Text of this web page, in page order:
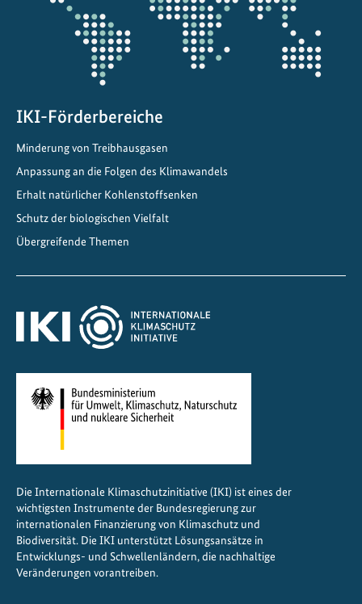
u
f
d
z
m
u
d
h
e
r
K
IKI-Förderbereiche
Minderung von Treibhausgasen
Anpassung an die Folgen des Klimawandels
Erhalt natürlicher Kohlenstoffsenken
Schutz der biologischen Vielfalt
Übergreifende Themen
Die Internationale Klimaschutzinitiative (IKI) ist eines der
wichtigsten Instrumente der Bundesregierung zur
internationalen Finanzierung von Klimaschutz und
Biodiversität. Die IKI unterstützt Lösungsansätze in
Entwicklungs- und Schwellenländern, die nachhaltige
Veränderungen vorantreiben.